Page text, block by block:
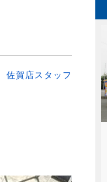
佐賀店スタッフ